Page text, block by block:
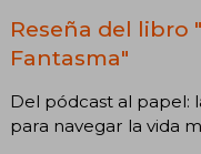
Reseña del libro
Fantasma"
Del pódcast al papel:
para navegar la vida